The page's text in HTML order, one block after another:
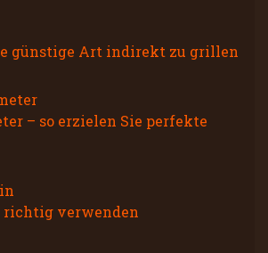
günstige Art indirekt zu grillen
– so erzielen Sie perfekte
verwenden